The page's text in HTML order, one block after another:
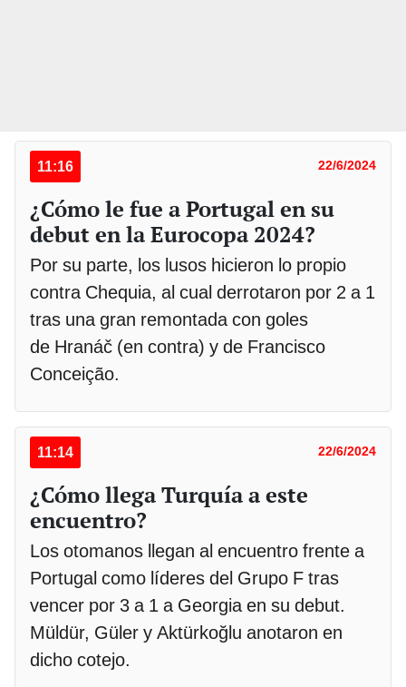
11:16 22/6/2024
¿Cómo le fue a Portugal en su
debut en la Eurocopa 2024?
Por su parte, los lusos hicieron lo propio
contra Chequia, al cual derrotaron por 2 a 1
tras una gran remontada con goles
de Hranáč (en contra) y de Francisco
Conceição.
11:14 22/6/2024
¿Cómo llega Turquía a este
encuentro?
Los otomanos llegan al encuentro frente a
Portugal como líderes del Grupo F tras
vencer por 3 a 1 a Georgia en su debut.
Müldür, Güler y Aktürkoğlu anotaron en
dicho cotejo.